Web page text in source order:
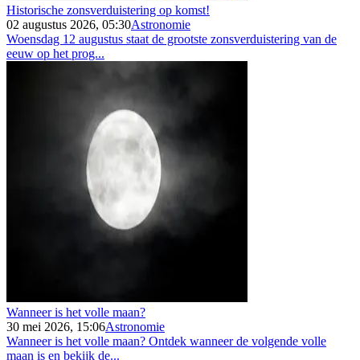
Historische zonsverduistering op komst!
02 augustus 2026, 05:30Astronomie
Woensdag 12 augustus staat de grootste zonsverduistering van de
eeuw op het prog...
Wanneer is het volle maan?
30 mei 2026, 15:06Astronomie
Wanneer is het volle maan? Ontdek wanneer de volgende volle
maan is en bekijk de...